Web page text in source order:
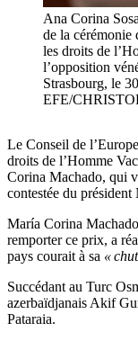
Ana Corina
de la
les droits de
l’opposition
Strasbourg, le
EFE/
Le Conseil de
droits de l’Homme
Corina Machado, qui
contestée du
María Corina
remporter ce prix, a
pays courait à sa «
Succédant au Turc
azerbaïdjanais Akif
Pataraia.